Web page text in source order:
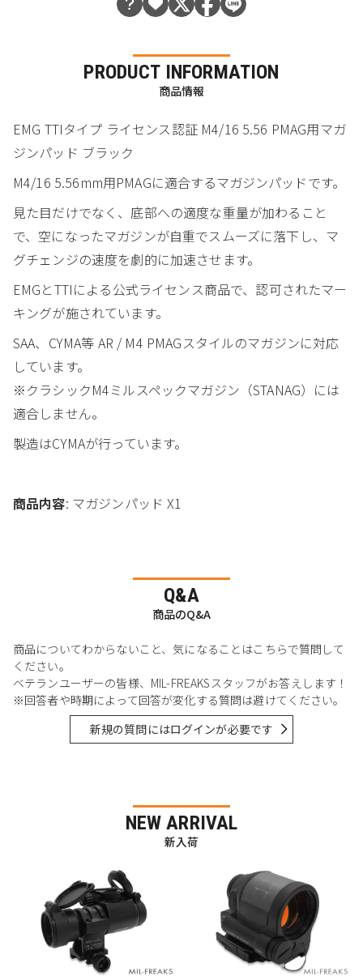
PRODUCT INFORMATION
商品情報
EMG TTIタイプ ライセンス認証 M4/16 5.56 PMAG用マガ
ジンパッド ブラック
M4/16 5.56mm用PMAGに適合するマガジンパッドです。
見た目だけでなく、底部への適度な重量が加わること
で、空になったマガジンが自重でスムーズに落下し、マ
グチェンジの速度を劇的に加速させます。
EMGとTTIによる公式ライセンス商品で、認可されたマー
キングが施されています。
SAA、CYMA等 AR / M4 PMAGスタイルのマガジンに対応
しています。
※クラシックM4ミルスペックマガジン（STANAG）には
適合しません。
製造はCYMAが行っています。
商品内容: マガジンパッド X1
Q&A
商品のQ&A
商品についてわからないこと、気になることはこちらで質問して
ください。
ベテランユーザーの皆様、MIL-FREAKSスタッフがお答えします！
※回答者や時期によって回答が変化する質問は避けてください。
新規の質問にはログインが必要です
NEW ARRIVAL
新入荷